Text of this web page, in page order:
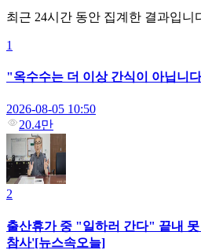
최근 24시간 동안 집계한 결과입니
1
"옥수수는 더 이상 간식이 아닙니
2026-08-05 10:50
20.4만
2
출산휴가 중 "일하러 간다" 끝내
참사'[뉴스속오늘]